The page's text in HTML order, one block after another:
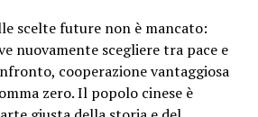
scelte future non è mancato:
nuovamente scegliere tra pace e
cooperazione vantaggiosa
zero. Il popolo cinese è